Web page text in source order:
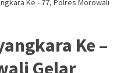
Ke - 77, Polres Morowali
Ke –
Gelar